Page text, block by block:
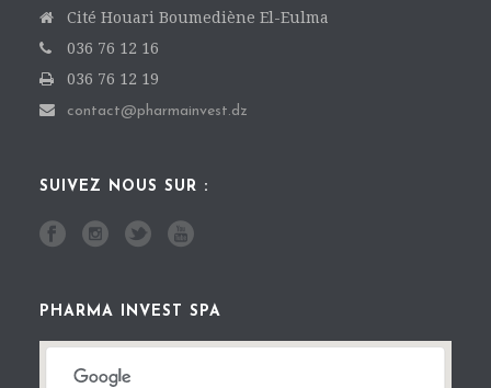
Cité Houari Boumediène El-Eulma
036 76 12 16
036 76 12 19
contact@pharmainvest.dz
SUIVEZ NOUS SUR :
PHARMA INVEST SPA